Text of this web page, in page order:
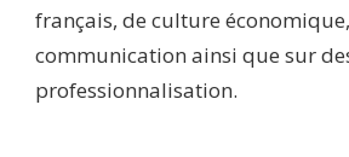
français, de culture
communication ainsi que sur
professionnalisation.